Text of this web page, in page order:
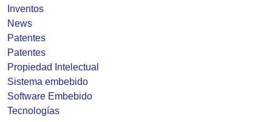
Inventos
News
Patentes
Patentes
Propiedad Intelectual
Sistema embebido
Software Embebido
Tecnologías